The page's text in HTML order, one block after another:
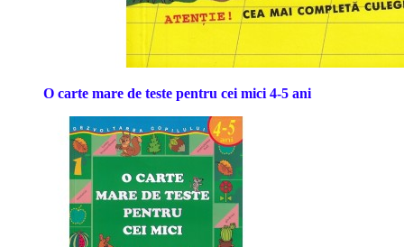
O carte mare de teste pentru cei mici 4-5 ani